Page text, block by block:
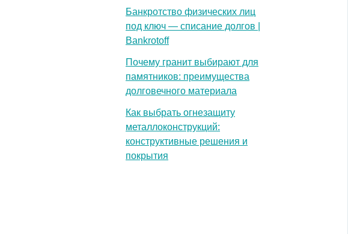
Банкротство физических лиц
под ключ — списание долгов |
Bankrotoff
Почему гранит выбирают для
памятников: преимущества
долговечного материала
Как выбрать огнезащиту
металлоконструкций:
конструктивные решения и
покрытия